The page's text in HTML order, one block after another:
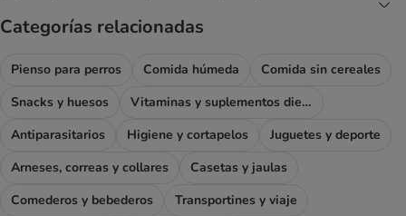
Categorías relacionadas
Pienso para perros Comida húmeda
Comida sin cereales
Snacks y huesos
Vitaminas y suplementos dietéticos
Antiparasitarios
Higiene y cortapelos
Juguetes y deporte
Arneses, correas y collares
Casetas y jaulas
Comederos y bebederos
Transportines y viaje